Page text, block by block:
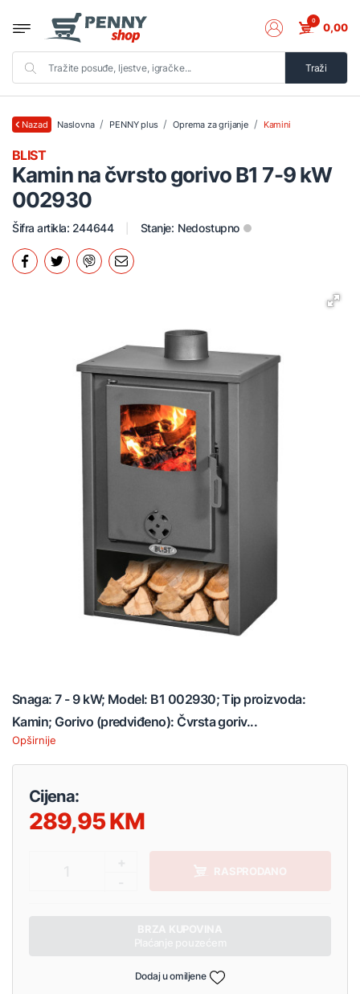
Traži
0 0,00
Nazad Naslovna PENNY plus Oprema za grijanje Kamini
Kamin na čvrsto gorivo B1 7-9 kW
002930
BLIST
Šifra artikla: 244644 Stanje: Nedostupno
Snaga: 7 - 9 kW; Model: B1 002930; Tip proizvoda:
Kamin; Gorivo (predviđeno): Čvrsta goriv...
Opširnije
Cijena:
289,95
RASPRODANO
Dodaj u omiljene